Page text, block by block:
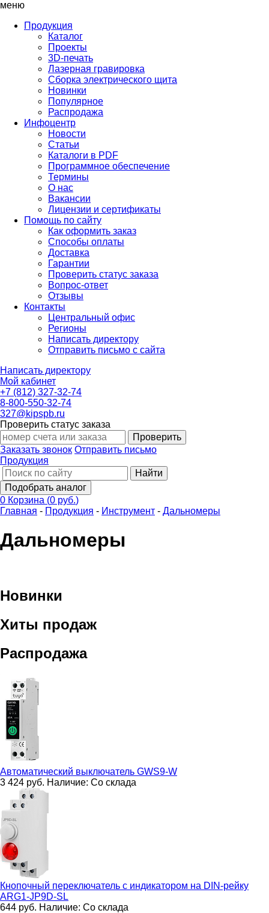
меню
Продукция
Каталог
Проекты
3D-печать
Лазерная гравировка
Сборка электрического щита
Новинки
Популярное
Распродажа
Инфоцентр
Новости
Статьи
Каталоги в PDF
Программное обеспечение
Термины
О нас
Вакансии
Лицензии и сертификаты
Помощь по сайту
Как оформить заказ
Способы оплаты
Доставка
Гарантии
Проверить статус заказа
Вопрос-ответ
Отзывы
Контакты
Центральный офис
Регионы
Написать директору
Отправить письмо с сайта
Написать директору
Мой кабинет
+7 (812) 327-32-74
8-800-550-32-74
327@kipspb.ru
Проверить статус заказа
Проверить
Заказать звонок Отправить письмо
Продукция
Найти
Подобрать аналог
0 Корзина (0 руб.)
Главная - Продукция - Инструмент - Дальномеры
Дальномеры
Новинки
Хиты продаж
Распродажа
Автоматический выключатель GWS9-W
3 424 руб. Наличие: Со склада
Кнопочный переключатель с индикатором на DIN-рейку
ARG1-JP9D-SL
644 руб. Наличие: Со склада